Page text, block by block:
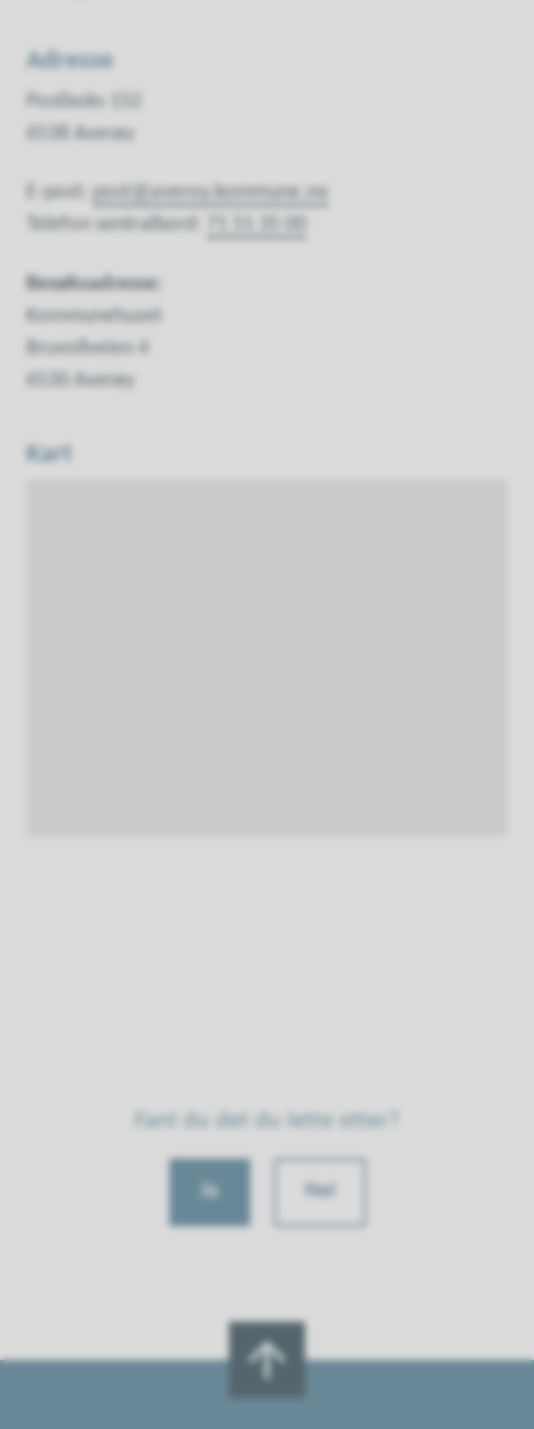
Adresse
Postboks 152
6538 Averøy
E-post:
post@averoy.kommune.no
Telefon sentralbord:
Besøksadresse:
Kommunehuset
Bruvollveien 4
6530 Averøy
Kart
Fant du det du lette etter?
Ja Nei